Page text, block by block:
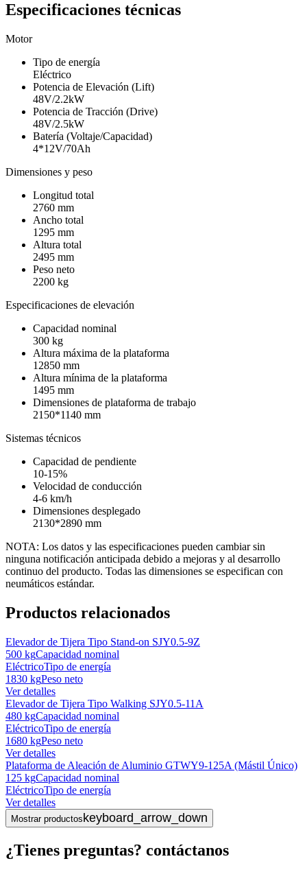
Especificaciones técnicas
Motor
Tipo de energía
Eléctrico
Potencia de Elevación (Lift)
48V/2.2kW
Potencia de Tracción (Drive)
48V/2.5kW
Batería (Voltaje/Capacidad)
4*12V/70Ah
Dimensiones y peso
Longitud total
2760 mm
Ancho total
1295 mm
Altura total
2495 mm
Peso neto
2200 kg
Especificaciones de elevación
Capacidad nominal
300 kg
Altura máxima de la plataforma
12850 mm
Altura mínima de la plataforma
1495 mm
Dimensiones de plataforma de trabajo
2150*1140 mm
Sistemas técnicos
Capacidad de pendiente
10-15%
Velocidad de conducción
4-6 km/h
Dimensiones desplegado
2130*2890 mm
NOTA: Los datos y las especificaciones pueden cambiar sin
ninguna notificación anticipada debido a mejoras y al desarrollo
continuo del producto. Todas las dimensiones se especifican con
neumáticos estándar.
Productos relacionados
Elevador de Tijera Tipo Stand-on SJY0.5-9Z
500 kgCapacidad nominal
EléctricoTipo de energía
1830 kgPeso neto
Ver detalles
Elevador de Tijera Tipo Walking SJY0.5-11A
480 kgCapacidad nominal
EléctricoTipo de energía
1680 kgPeso neto
Ver detalles
Plataforma de Aleación de Aluminio GTWY9-125A (Mástil Único)
125 kgCapacidad nominal
EléctricoTipo de energía
Ver detalles
Mostrar productoskeyboard_arrow_down
¿Tienes preguntas? contáctanos